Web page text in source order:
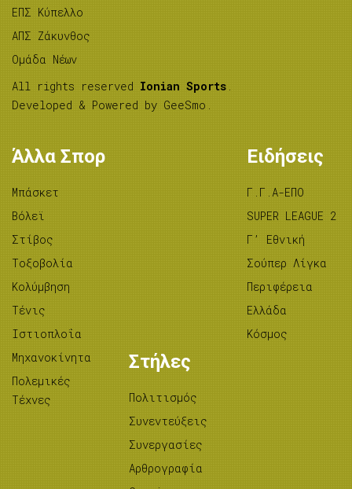
ΕΠΣ Κύπελλο
ΑΠΣ Ζάκυνθος
Ομάδα Νέων
All rights reserved Ionian Sports .
Developed & Powered by GeeSmo .
Άλλα Σπορ
Μπάσκετ
Βόλεϊ
Στίβος
Tοξοβολία
Κολύμβηση
Τένις
Ιστιοπλοΐα
Μηχανοκίνητα
Πολεμικές
Τέχνες
Ειδήσεις
Γ.Γ.Α-ΕΠΟ
SUPER LEAGUE 2
Γ’ Εθνική
Σούπερ Λίγκα
Περιφέρεια
Ελλάδα
Κόσμος
Στήλες
Πολιτισμός
Συνεντεύξεις
Συνεργασίες
Αρθρογραφία